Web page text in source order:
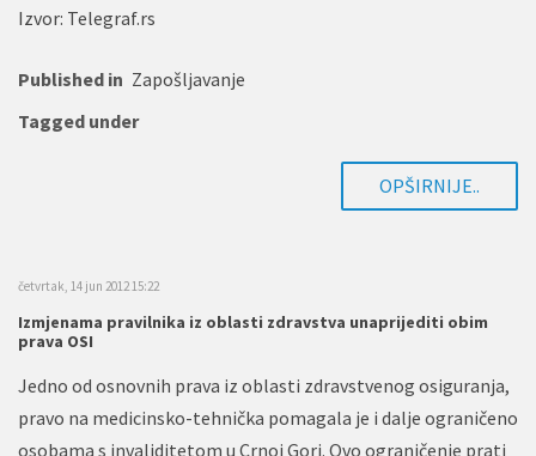
Izvor: Telegraf.rs
Published in Zapošljavanje
Tagged under
OPŠIRNIJE..
četvrtak, 14 jun 2012 15:22
Izmjenama pravilnika iz oblasti zdravstva unaprijediti obim
prava OSI
Jedno od osnovnih prava iz oblasti zdravstvenog osiguranja,
pravo na medicinsko-tehnička pomagala je i dalje ograničeno
osobama s invaliditetom u Crnoj Gori. Ovo ograničenje prati